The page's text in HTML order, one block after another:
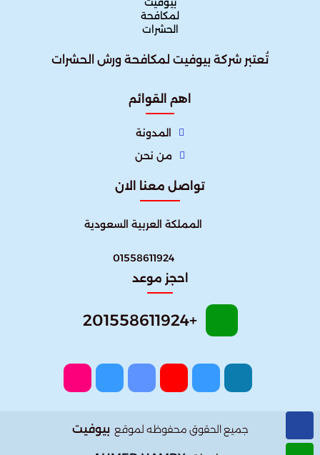
تُعتبر شركة بيوفيت لمكافحة ورش الحشرات
اهم القوائم
المدونة
من نحن
تواصل معنا الان
المملكة العربية السعودية
01558611924
احجز موعد
+201558611924
جميع الحقوق محفوظه لموقع بيوفيت